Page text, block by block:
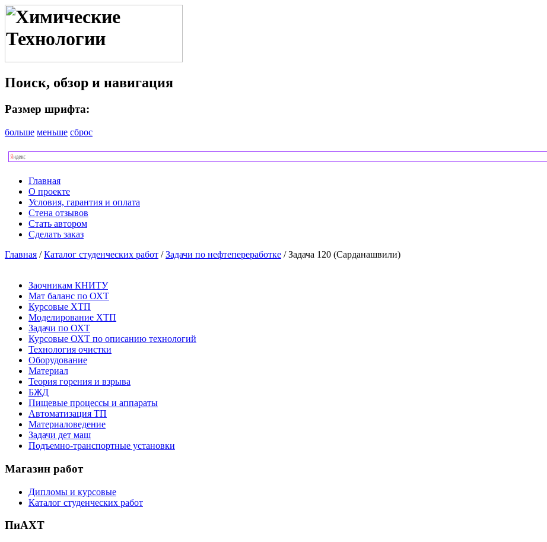
Поиск, обзор и навигация
Размер шрифта:
больше меньше сброс
Главная
О проекте
Условия, гарантия и оплата
Стена отзывов
Стать автором
Сделать заказ
Главная /Каталог студенческих работ /Задачи по нефтепереработке / Задача 120 (Сарданашвили)
Заочникам КНИТУ
Мат баланс по ОХТ
Курсовые ХТП
Моделирование ХТП
Задачи по ОХТ
Курсовые ОХТ по описанию технологий
Технология очистки
Оборудование
Материал
Теория горения и взрыва
БЖД
Пищевые процессы и аппараты
Автоматизация ТП
Материаловедение
Задачи дет маш
Подъемно-транспортные установки
Магазин работ
Дипломы и курсовые
Каталог студенческих работ
ПиАХТ